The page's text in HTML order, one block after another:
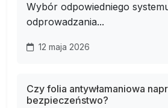
Wybór odpowiedniego
odprowadzania...
12 maja 2026
Czy folia antywłamaniowa
bezpieczeństwo?